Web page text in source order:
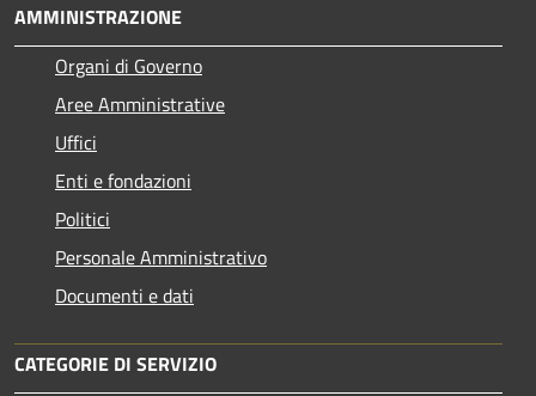
AMMINISTRAZIONE
Organi di Governo
Aree Amministrative
Uffici
Enti e fondazioni
Politici
Personale Amministrativo
Documenti e dati
CATEGORIE DI SERVIZIO